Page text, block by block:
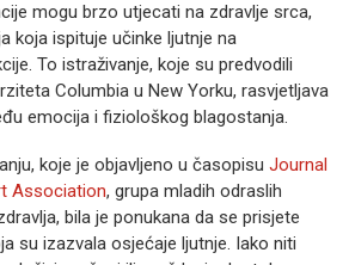
mogu brzo utjecati na zdravlje srca,
koja ispituje učinke ljutnje na
To istraživanje, koje su predvodili
Columbia u New Yorku, rasvjetljava
emocija i fiziološkog blagostanja.
koje je objavljeno u časopisu Journal
Association, grupa mladih odraslih
bila je ponukana da se prisjete
su izazvala osjećaje ljutnje. Iako niti